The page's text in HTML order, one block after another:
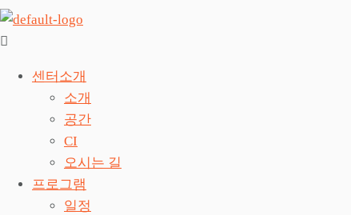
센터소개
소개
공간
CI
오시는 길
프로그램
일정